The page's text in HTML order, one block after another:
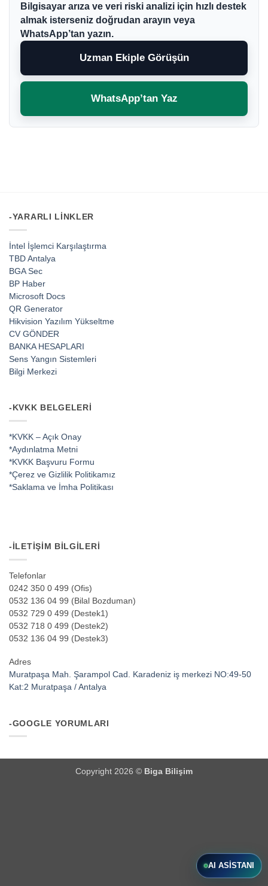
Bilgisayar arıza ve veri riski analizi için hızlı destek
almak isterseniz doğrudan arayın veya
WhatsApp’tan yazın.
Uzman Ekiple Görüşün
WhatsApp’tan Yaz
-YARARLI LINKLER
İntel İşlemci Karşılaştırma
TBD Antalya
BGA Sec
BP Haber
Microsoft Docs
QR Generator
Hikvision Yazılım Yükseltme
CV GÖNDER
BANKA HESAPLARI
Sens Yangın Sistemleri
Bilgi Merkezi
-KVKK BELGELERI
*KVKK – Açık Onay
*Aydınlatma Metni
*KVKK Başvuru Formu
*Çerez ve Gizlilik Politikamız
*Saklama ve İmha Politikası
-İLETIŞIM BILGILERI
Telefonlar
0242 350 0 499 (Ofis)
0532 136 04 99 (Bilal Bozduman)
0532 729 0 499 (Destek1)
0532 718 0 499 (Destek2)
0532 136 04 99 (Destek3)
Adres
Muratpaşa Mah. Şarampol Cad. Karadeniz iş merkezi NO:49-50
Kat:2 Muratpaşa / Antalya
-GOOGLE YORUMLARI
Copyright 2026 © Biga Bilişim
AI ASISTANI